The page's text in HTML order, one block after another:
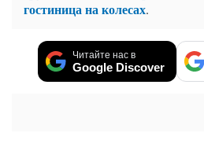
гостиница на колесах.
Читайте нас в
Google Discover